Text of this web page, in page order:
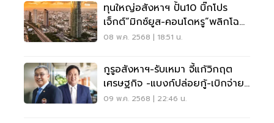
ทุนใหญ่อสังหาฯ ปั้น10 บิ๊กโปร
เจ็กต์“มิกซ์ยูส-คอนโดหรู”พลิกโฉม
กรุงเทพฯชั้นใน
08 พ.ค. 2568 | 18:51 น.
กูรูอสังหาฯ-รับเหมา จี้แก้วิกฤต
เศรษฐกิจ -แบงก์ปล่อยกู้-เบิกจ่าย
รายงวด
09 พ.ค. 2568 | 22:46 น.